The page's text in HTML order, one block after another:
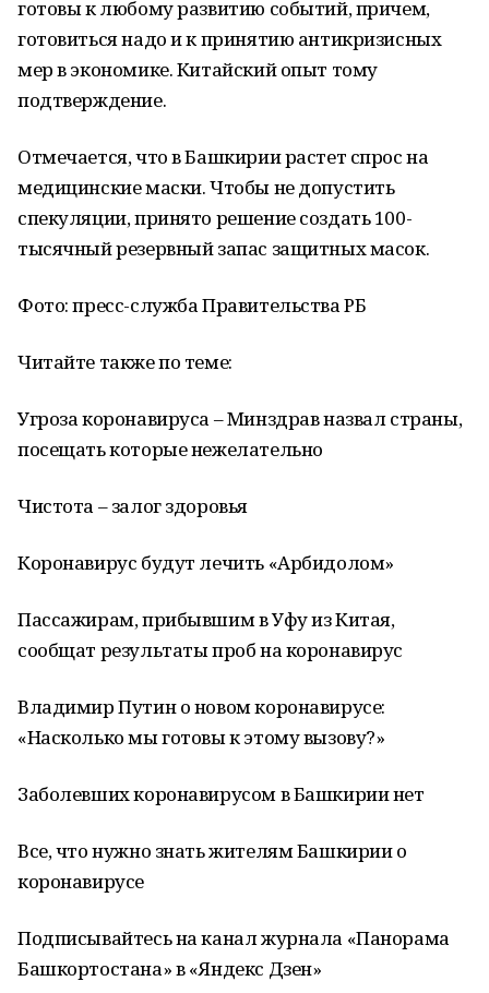
готовы к любому развитию событий, причем,
готовиться надо и к принятию антикризисных
мер в экономике. Китайский опыт тому
подтверждение.
Отмечается, что в Башкирии растет спрос на
медицинские маски. Чтобы не допустить
спекуляции, принято решение создать 100-
тысячный резервный запас защитных масок.
Фото: пресс-служба Правительства РБ
Читайте также по теме:
Угроза коронавируса – Минздрав назвал страны,
посещать которые нежелательно
Чистота – залог здоровья
Коронавирус будут лечить «Арбидолом»
Пассажирам, прибывшим в Уфу из Китая,
сообщат результаты проб на коронавирус
Владимир Путин о новом коронавирусе:
«Насколько мы готовы к этому вызову?»
Заболевших коронавирусом в Башкирии нет
Все, что нужно знать жителям Башкирии о
коронавирусе
Подписывайтесь на канал журнала «Панорама
Башкортостана» в «Яндекс Дзен»